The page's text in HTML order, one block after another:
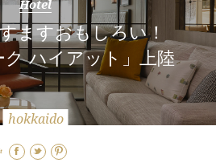
Hotel
ますおもしろい！
ハイアット」上陸
hokkaido